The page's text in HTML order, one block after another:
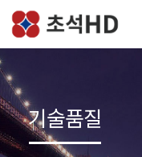
기술품질